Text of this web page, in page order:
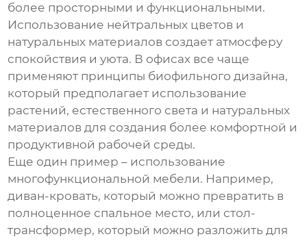
более просторными и функциональными.
Использование нейтральных цветов и
натуральных материалов создает атмосферу
спокойствия и уюта. В офисах все чаще
применяют принципы биофильного дизайна,
который предполагает использование
растений, естественного света и натуральных
материалов для создания более комфортной и
продуктивной рабочей среды.
Еще один пример – использование
многофункциональной мебели. Например,
диван-кровать, который можно превратить в
полноценное спальное место, или стол-
трансформер, который можно разложить для